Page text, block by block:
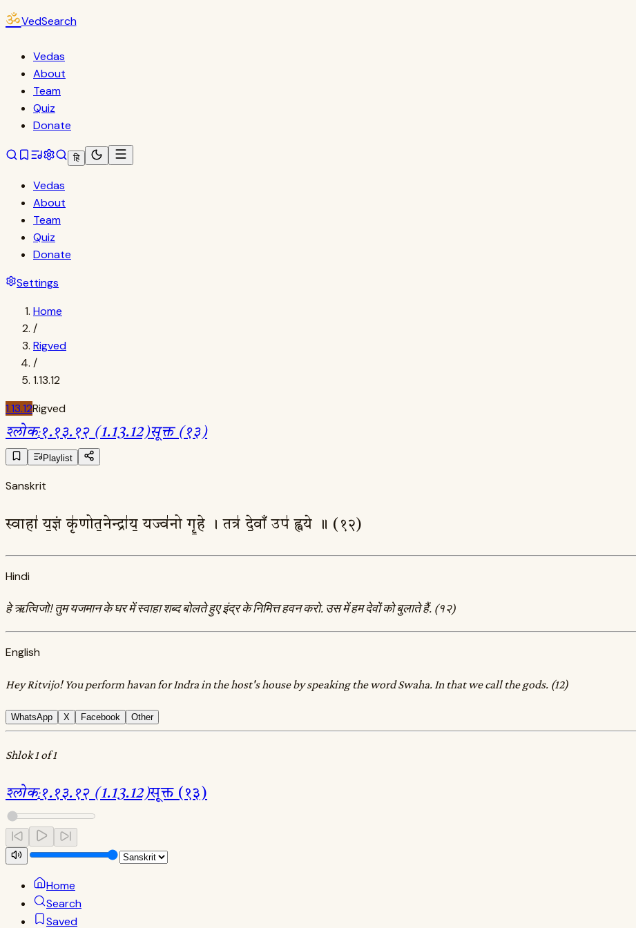
ॐVedSearch
Vedas
About
Team
Quiz
Donate
हि
Vedas
About
Team
Quiz
Donate
Settings
Home
/
Rigved
/
1.13.12
1.13.12Rigved
श्लोक:१.१३.१२ (1.13.12)सूक्त (१३)
Playlist
Sanskrit
स्वाहा॑ य॒ज्ञं कृ॑णोत॒नेन्द्रा॑य॒ यज्व॑नो गृ॒हे । तत्र॑ दे॒वाँ उप॑ ह्वये ॥ (१२)
Hindi
हे ऋत्विजो! तुम यजमान के घर में स्वाहा शब्द बोलते हुए इंद्र के निमित्त हवन करो. उस में हम देवों को बुलाते हैं. (१२)
English
Hey Ritvijo! You perform havan for Indra in the host's house by speaking the word Swaha. In that we call the gods. (12)
WhatsApp X Facebook Other
Shlok 1 of 1
श्लोक:१.१३.१२ (1.13.12)सूक्त (१३)
Home
Search
Saved